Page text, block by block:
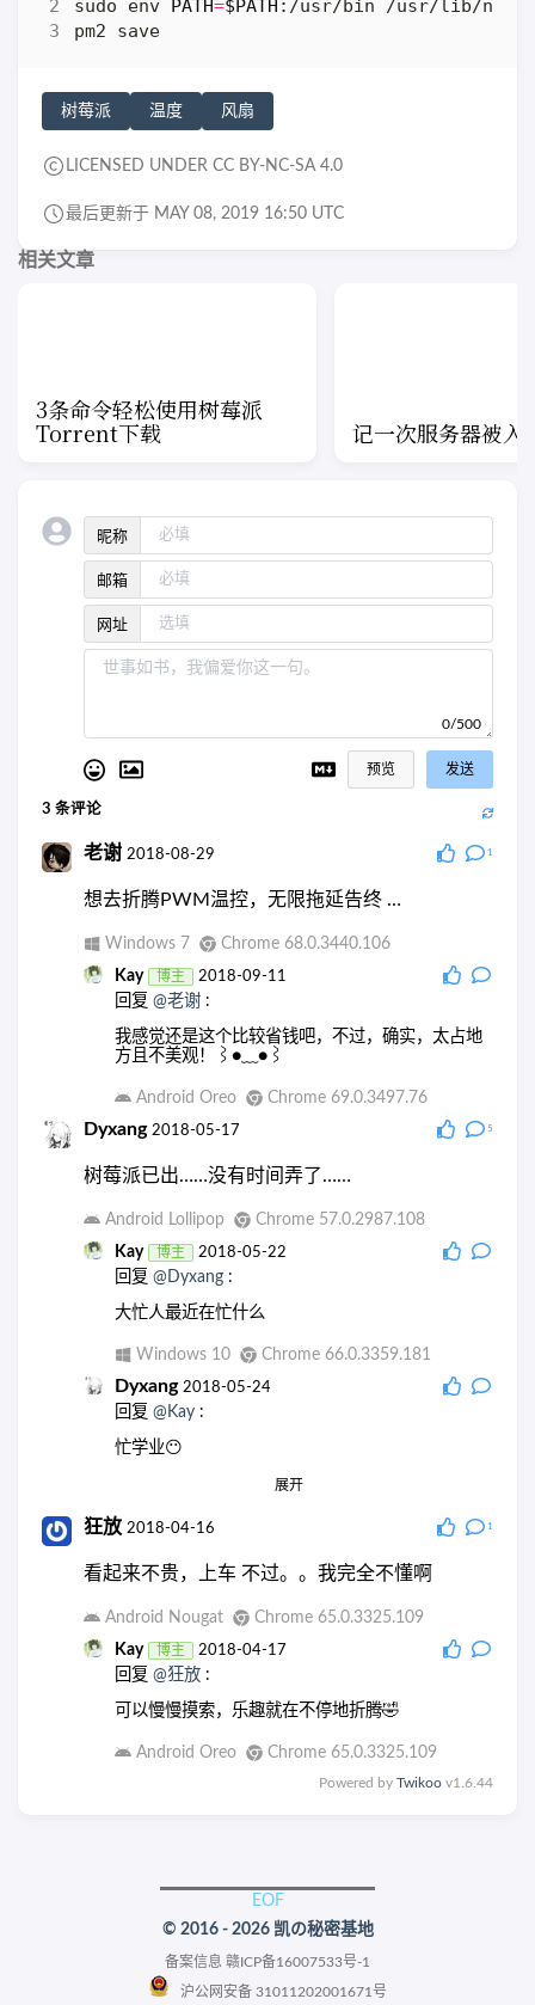
sudo env
PATH=$PATH
树莓派 温度 风扇
LICENSED UNDER CC BY-NC-SA 4.0
最后更新于 MAY 08, 2019 16:50 UTC
相关文章
3条命令轻松使用树莓派
Torrent下载 记一次服务器被入
昵称
邮箱
网址
0/500
预览 发送
3 条评论
老谢 2018-08-29 1
想去折腾PWM温控，无限拖延告终 …
Windows 7 Chrome 68.0.3440.106
Kay 博主 2018-09-11
回复 @老谢 :
我感觉还是这个比较省钱吧，不过，确实，太占地
方且不美观！⌇●﹏●⌇
Android Oreo Chrome 69.0.3497.76
Dyxang 2018-05-17 5
树莓派已出……没有时间弄了……
Android Lollipop Chrome 57.0.2987.108
Kay 博主 2018-05-22
回复 @Dyxang :
大忙人最近在忙什么
Windows 10 Chrome 66.0.3359.181
Dyxang 2018-05-24
回复 @Kay :
忙学业😶
Chrome 66.0.3359.181
Dyxang 2018-05-24
3b+我们这快能买到了吧
Windows 7 Chrome 66.0.3359.181
Kay 博主 2018-05-28
回复 @Dyxang
事实上淘宝已经有的卖了吧？你要入3b＋么？ 据说
就这样浪费了。。。。
￣﹃￣没精力折腾了，不买
Windows 7 Chrome 66.0.3359.181
展开
狂放 2018-04-16 1
看起来不贵，上车 不过。。我完全不懂啊
Android Nougat Chrome 65.0.3325.109
Kay 博主 2018-04-17
回复 @狂放 :
可以慢慢摸索，乐趣就在不停地折腾🤣
Android Oreo Chrome 65.0.3325.109
Powered by Twikoo v1.6.44
© 2016 - 2026 凯の秘密基地
备案信息 赣ICP备16007533号-1
沪公网安备 31011202001671号